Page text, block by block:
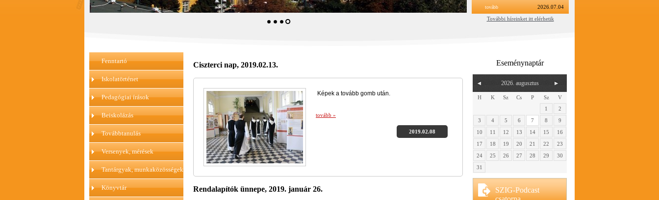
tovább 2026.07.04
További híreinket itt elérhetik
Fenntartó
Iskolatörténet
Pedagógiai írások
Beiskolázás
Továbbtanulás
Versenyek, mérések
Tantárgyak, munkaközösségek
Könyvtár
Ciszterci nap, 2019.02.13.
Képek a tovább gomb után.
tovább »
2019.02.08
Rendalapítók ünnepe, 2019. január 26.
Eseménynaptár
2026. augusztus
H K Sz Cs P Sz
V
1
2
3
4 5 6 7 8
9
10
11 12 13 14 15
16
17
18 19 20 21 22
23
24
25 26 27 28 29
30
31
SZIG-Podcast